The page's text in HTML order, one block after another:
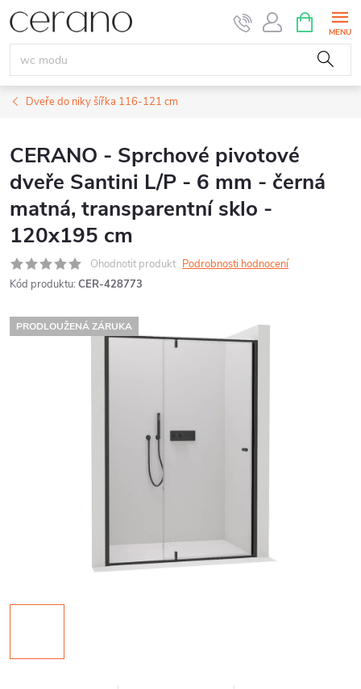
Přejít
na
obsah
NÁKUPNÍ
KOŠÍK
Dveře do niky šířka 116-121 cm
CERANO - Sprchové pivotové
dveře Santini L/P - 6 mm - černá
matná, transparentní sklo -
120x195 cm
Ohodnotit produkt Podrobnosti hodnocení
Kód produktu: CER-428773
PRODLOUŽENÁ ZÁRUKA